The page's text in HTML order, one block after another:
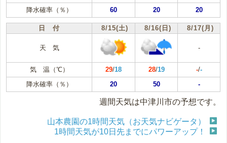
降水確率（％）
60 20 20
日 付 8/15(土) 8/16(日) 8/17(月)
天 気 -
気 温（℃） 29/18 28/19 -/-
降水確率（％）
20 50 -
週間天気は中津川市の予想です。
山本農園の1時間天気（お天気ナビゲータ）
1時間天気が10日先までにパワーアップ！